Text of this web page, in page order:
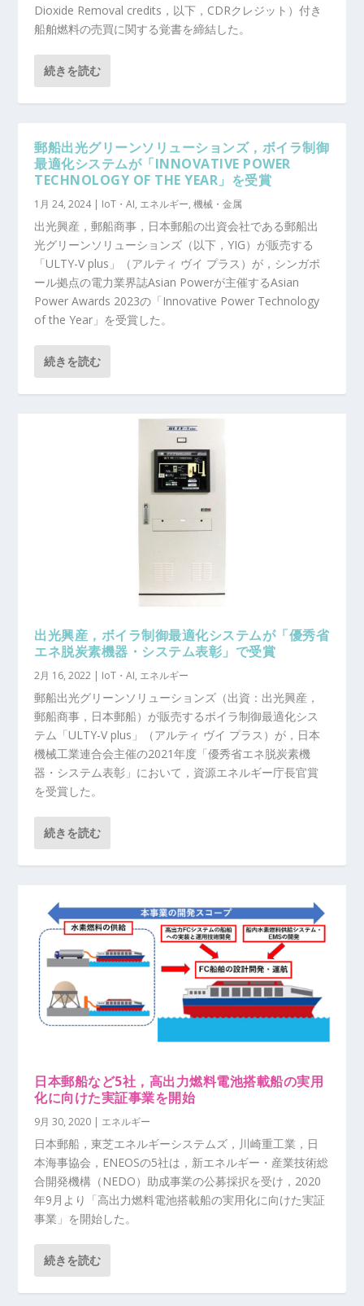
Dioxide Removal credits，以下，CDRクレジット）付き
船舶燃料の売買に関する覚書を締結した。
続きを読む
郵船出光グリーンソリューションズ，ボイラ制御
最適化システムが「INNOVATIVE POWER
TECHNOLOGY OF THE YEAR」を受賞
1月 24, 2024| IoT・AI, エネルギー,機械・金属
出光興産，郵船商事，日本郵船の出資会社である郵船出
光グリーンソリューションズ（以下，YIG）が販売する
「ULTY-V plus」（アルティ ヴイ プラス）が，シンガポ
ール拠点の電力業界誌Asian Powerが主催するAsian
Power Awards 2023の「Innovative Power Technology
of the Year」を受賞した。
続きを読む
出光興産，ボイラ制御最適化システムが「優秀省
エネ脱炭素機器・システム表彰」で受賞
2月 16, 2022 | IoT・AI, エネルギー
郵船出光グリーンソリューションズ（出資：出光興産，
郵船商事，日本郵船）が販売するボイラ制御最適化シス
テム「ULTY-V plus」（アルティ ヴイ プラス）が，日本
機械工業連合会主催の2021年度「優秀省エネ脱炭素機
器・システム表彰」において，資源エネルギー庁長官賞
を受賞した。
続きを読む
日本郵船など5社，高出力燃料電池搭載船の実用
化に向けた実証事業を開始
9月 30, 2020 | エネルギー
日本郵船，東芝エネルギーシステムズ，川崎重工業，日
本海事協会，ENEOSの5社は，新エネルギー・産業技術総
合開発機構（NEDO）助成事業の公募採択を受け，2020
年9月より「高出力燃料電池搭載船の実用化に向けた実証
事業」を開始した。
続きを読む